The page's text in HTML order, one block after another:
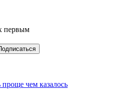
первым
чем казалось